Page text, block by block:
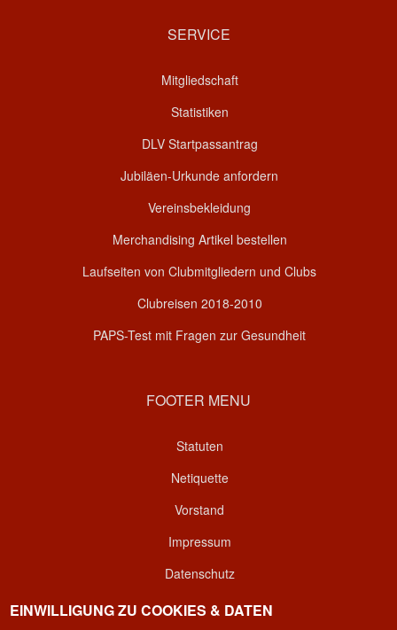
SERVICE
Mitgliedschaft
Statistiken
DLV Startpassantrag
Jubiläen-Urkunde anfordern
Vereinsbekleidung
Merchandising Artikel bestellen
Laufseiten von Clubmitgliedern und Clubs
Clubreisen 2018-2010
PAPS-Test mit Fragen zur Gesundheit
FOOTER MENU
Statuten
Netiquette
Vorstand
Impressum
Datenschutz
Kontakt
EINWILLIGUNG ZU COOKIES & DATEN